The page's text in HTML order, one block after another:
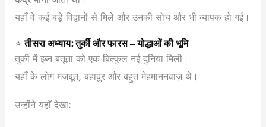
यहाँ वे कई बड़े विद्वानों से मिले और उनकी सोच और भी व्यापक हो गई।
⭐तीसरा अध्याय: तुर्की और फारस – योद्धाओं की भूमि
तुर्की में इब्न बतूता को एक बिल्कुल नई दुनिया मिली।
यहाँ के लोग मजबूत, बहादुर और बहुत मेहमाननवाज़ थे।
उन्होंने यहाँ देखा: